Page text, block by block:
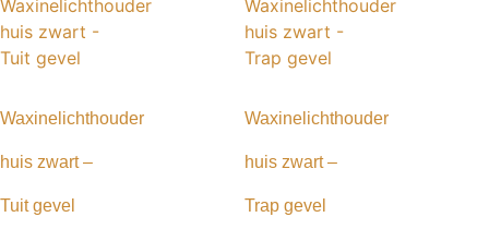
Waxinelichthouder
huis zwart –
Tuit gevel
Waxinelichthouder
huis zwart –
Trap gevel